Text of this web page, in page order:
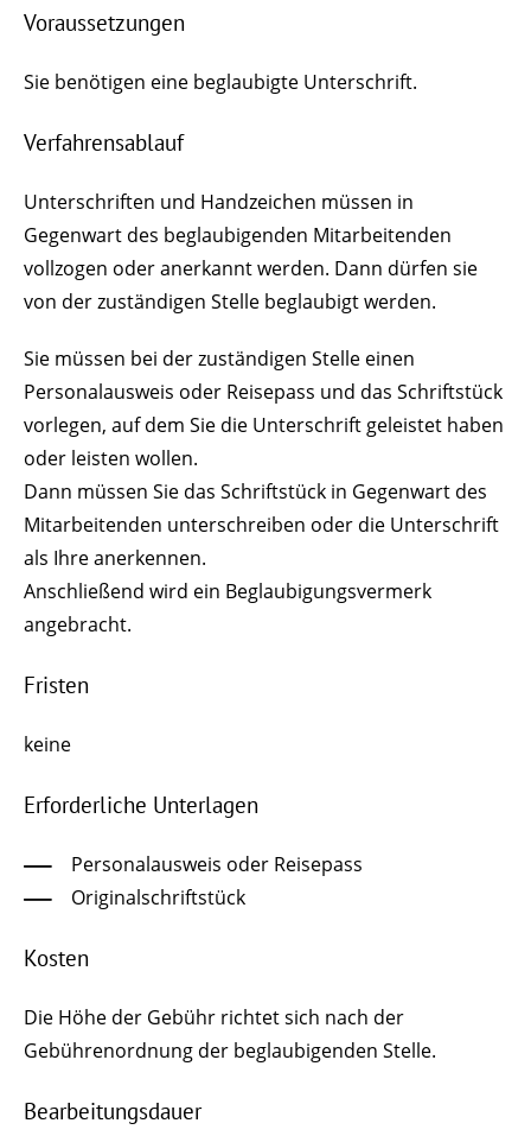
Voraussetzungen
Sie benötigen eine beglaubigte Unterschrift.
Verfahrensablauf
Unterschriften und Handzeichen müssen in
Gegenwart des beglaubigenden Mitarbeitenden
vollzogen oder anerkannt werden. Dann dürfen sie
von der zuständigen Stelle beglaubigt werden.
Sie müssen bei der zuständigen Stelle einen
Personalausweis oder Reisepass und das Schriftstück
vorlegen, auf dem Sie die Unterschrift geleistet haben
oder leisten wollen.
Dann müssen Sie das Schriftstück in Gegenwart des
Mitarbeitenden unterschreiben oder die Unterschrift
als Ihre anerkennen.
Anschließend wird ein Beglaubigungsvermerk
angebracht.
Fristen
keine
Erforderliche Unterlagen
Personalausweis oder Reisepass
Originalschriftstück
Kosten
Die Höhe der Gebühr richtet sich nach der
Gebührenordnung der beglaubigenden Stelle.
Bearbeitungsdauer